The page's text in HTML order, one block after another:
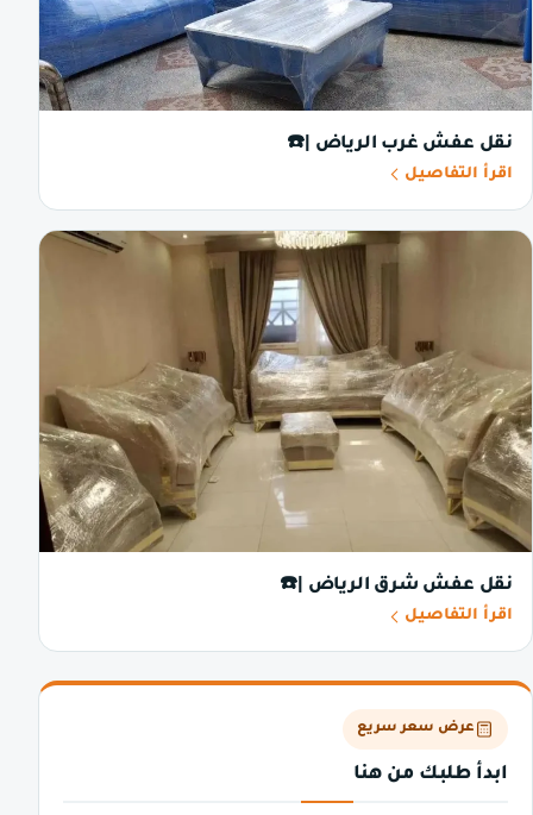
نقل عفش غرب الرياض |☎️
اقرأ التفاصيل
نقل عفش شرق الرياض |☎️
اقرأ التفاصيل
عرض سعر سريع
ابدأ طلبك من هنا